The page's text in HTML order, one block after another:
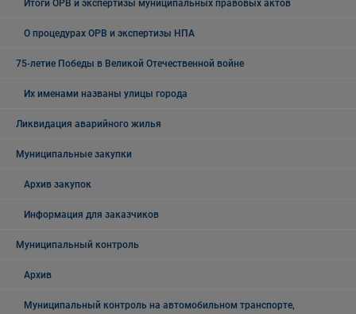
Итоги ОРВ и экспертизы муниципальных правовых актов
О процедурах ОРВ и экспертизы НПА
75-летие Победы в Великой Отечественной войне
Их именами названы улицы города
Ликвидация аварийного жилья
Муниципальные закупки
Архив закупок
Информация для заказчиков
Муниципальный контроль
Архив
Муниципальный контроль на автомобильном транспорте,